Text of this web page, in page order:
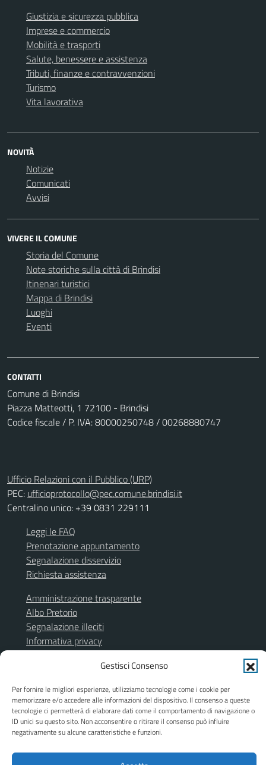
Gestisci Consenso
Per fornire le migliori esperienze, utilizziamo tecnologie come i cookie per
memorizzare e/o accedere alle informazioni del dispositivo. Il consenso a queste
tecnologie ci permetterà di elaborare dati come il comportamento di navigazione o
ID unici su questo sito. Non acconsentire o ritirare il consenso può influire
negativamente su alcune caratteristiche e funzioni.
Giustizia e sicurezza pubblica
Imprese e commercio
Mobilità e trasporti
Salute, benessere e assistenza
Tributi, finanze e contravvenzioni
Turismo
Vita lavorativa
NOVITÀ
Notizie
Comunicati
Avvisi
VIVERE IL COMUNE
Storia del Comune
Note storiche sulla città di Brindisi
Itinenari turistici
Mappa di Brindisi
Luoghi
Eventi
CONTATTI
Comune di Brindisi
Piazza Matteotti, 1 72100 - Brindisi
Codice fiscale / P. IVA: 80000250748 / 00268880747
Ufficio Relazioni con il Pubblico (URP)
PEC: ufficioprotocollo@pec.comune.brindisi.it
Centralino unico: +39 0831 229111
Leggi le FAQ
Prenotazione appuntamento
Segnalazione disservizio
Richiesta assistenza
Amministrazione trasparente
Albo Pretorio
Segnalazione illeciti
Informativa privacy
Note legali
Dichiarazione di accessibilità
Obiettivi di accessibilità
Piano di miglioramento del sito